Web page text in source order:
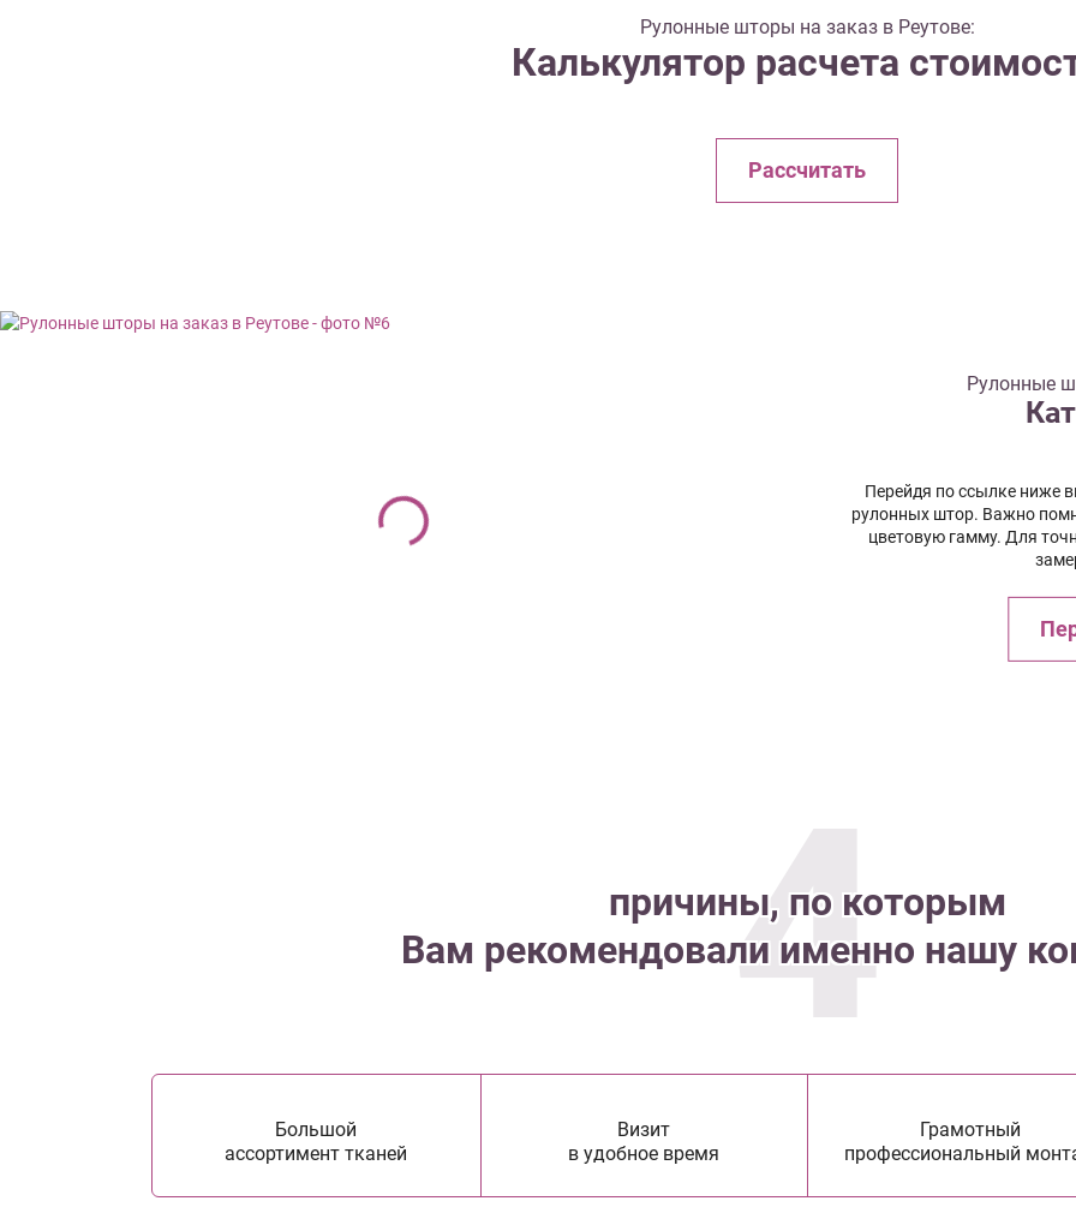
Рулонные шторы на заказ в Реутове:
Калькулятор расчета
Рассчитать
Рулонные
Перейдя по ссылке ниже
рулонных штор. Важно
цветовую гамму. Для
4
причины, по которым
Вам рекомендовали именно нашу
Большой
ассортимент тканей
Визит
в удобное время
Грамотный
профессиональный